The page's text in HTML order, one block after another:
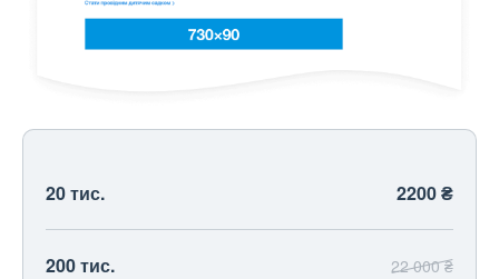
20 тис. 2200 ₴
200 тис. 22 000 ₴